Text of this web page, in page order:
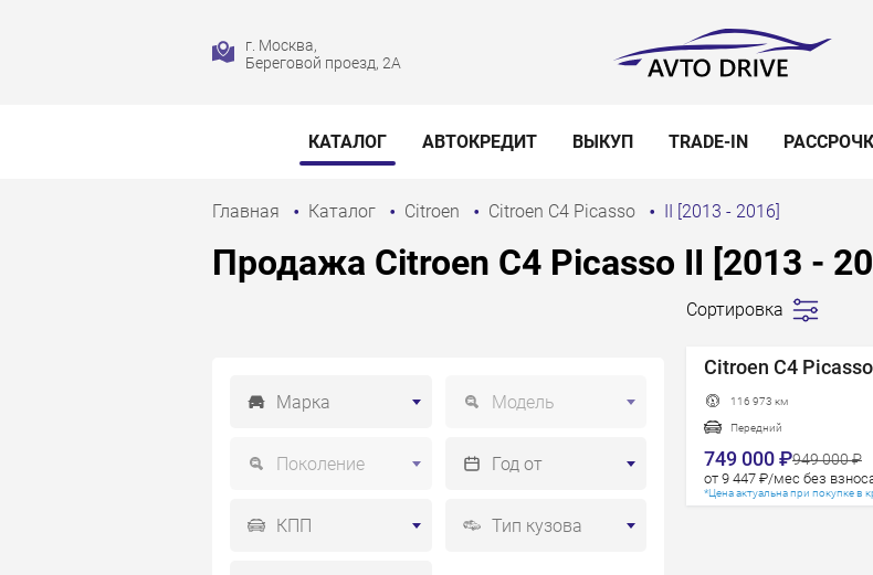
г. Москва,
Береговой проезд, 2А
КАТАЛОГ АВТОКРЕДИТ ВЫКУП TRADE-IN
Главная Каталог Citroen Citroen C4 Picasso II [2013 - 2016]
Продажа Citroen C4 Picasso II [2013 -
Сортировка
дешевле
дороже
Пробег
Год новее
Год старше
Citroen C4
116 973 км
Передний
749 000 ₽949 000 ₽
от 9 447 ₽/мес без
*Цена актуальна при покупке в
Марка Модель
Поколение Год от
КПП Тип кузова